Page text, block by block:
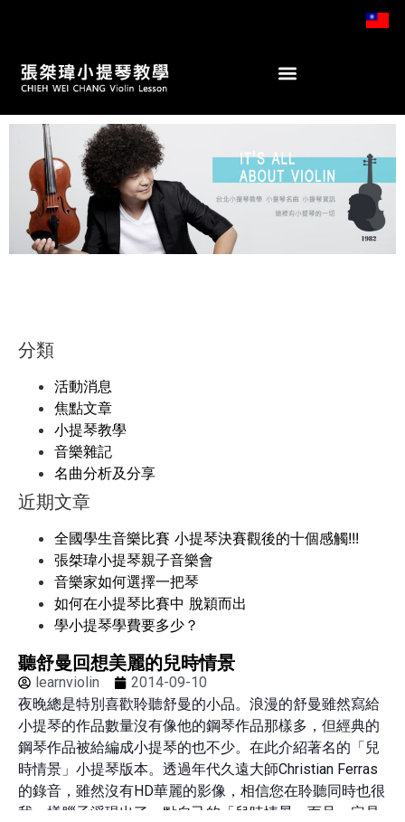
分類
活動消息
焦點文章
小提琴教學
音樂雜記
名曲分析及分享
近期文章
全國學生音樂比賽 小提琴決賽觀後的十個感觸!!!
張桀瑋小提琴親子音樂會
音樂家如何選擇一把琴
如何在小提琴比賽中 脫穎而出
學小提琴學費要多少？
聽舒曼回想美麗的兒時情景
learnviolin
2014-09-10
夜晚總是特別喜歡聆聽舒曼的小品。浪漫的舒曼雖然寫給
小提琴的作品數量沒有像他的鋼琴作品那樣多，但經典的
鋼琴作品被給編成小提琴的也不少。在此介紹著名的「兒
時情景」小提琴版本。透過年代久遠大師Christian Ferras
的錄音，雖然沒有HD華麗的影像，相信您在聆聽同時也很
我一樣腦子浮現出了一點自己的「兒時情景」而且一定是